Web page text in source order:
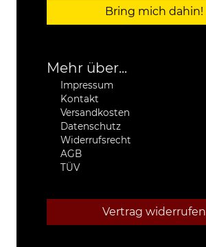
Bring mich dahin!
Mehr über...
Impressum
Kontakt
Versandkosten
Datenschutz
Widerrufsrecht
AGB
TÜV
Vertrag widerrufen